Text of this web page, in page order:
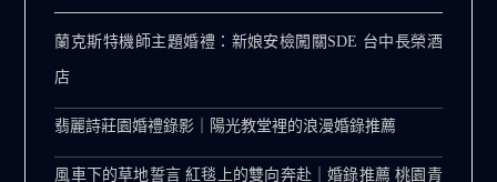
蘭克斯特機師主題婚禮：新娘安檢闖關SDE 台中長榮酒
店
翡麗詩莊園婚禮錄影｜陽光教堂裡的浪漫婚錄推薦
風車下的草地誓言 紅毯上的雙向奔赴｜婚錄推薦 桃園青